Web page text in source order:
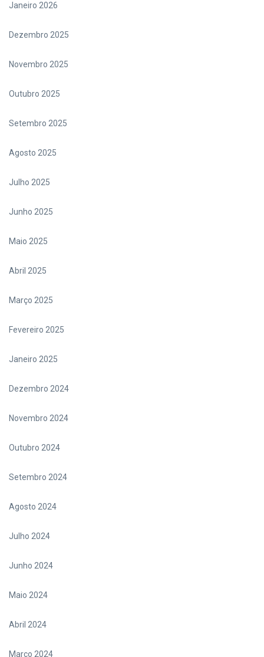
Janeiro 2026
Dezembro 2025
Novembro 2025
Outubro 2025
Setembro 2025
Agosto 2025
Julho 2025
Junho 2025
Maio 2025
Abril 2025
Março 2025
Fevereiro 2025
Janeiro 2025
Dezembro 2024
Novembro 2024
Outubro 2024
Setembro 2024
Agosto 2024
Julho 2024
Junho 2024
Maio 2024
Abril 2024
Março 2024